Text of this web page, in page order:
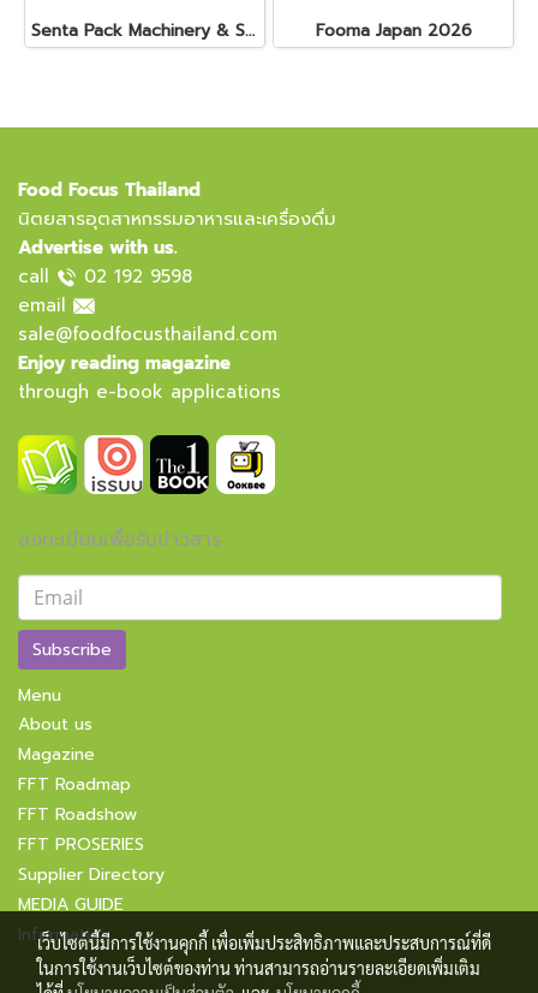
Senta Pack Machinery & Service Co., Ltd. Fooma Japan 2026
Food Focus Thailand
นิตยสารอุตสาหกรรมอาหารและเครื่องดื่ม
Advertise with us.
call
02 192 9598
email
sale@foodfocusthailand.com
Enjoy reading magazine
through e-book applications
ลงทะเบียนเพื่อรับข่าวสาร
Subscribe
Menu
About us
Magazine
FFT Roadmap
FFT Roadshow
FFT PROSERIES
Supplier Directory
MEDIA GUIDE
Information
เว็บไซต์นี้มีการใช้งานคุกกี้ เพื่อเพิ่มประสิทธิภาพและประสบการณ์ที่ดี
ในการใช้งานเว็บไซต์ของท่าน ท่านสามารถอ่านรายละเอียดเพิ่มเติม